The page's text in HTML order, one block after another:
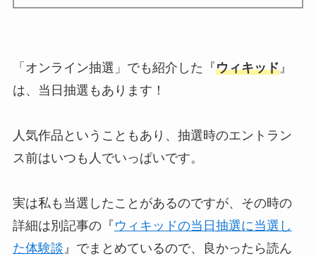
「オンライン抽選」でも紹介した『ウィキッド』
は、当日抽選もあります！
人気作品ということもあり、抽選時のエントラン
ス前はいつも人でいっぱいです。
実は私も当選したことがあるのですが、その時の
詳細は別記事の『 ウィキッドの当日抽選に当選し
た体験談 』でまとめているので、良かったら読ん